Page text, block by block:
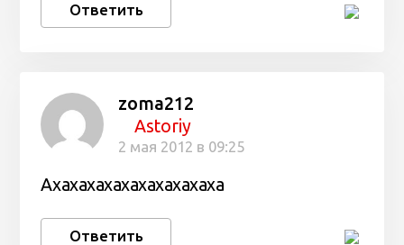
Ответить
zoma212
Astoriy
2 мая 2012 в 09:25
Ахахахахахахахахахаха
Ответить